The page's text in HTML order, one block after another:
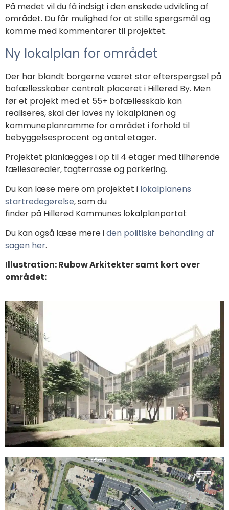
På mødet vil du få indsigt i den ønskede udvikling af
området. Du får mulighed for at stille spørgsmål og
komme med kommentarer til projektet.
Ny lokalplan for området
Der har blandt borgerne været stor efterspørgsel på
bofællesskaber centralt placeret i Hillerød By. Men
før et projekt med et 55+ bofællesskab kan
realiseres,skal der laves ny lokalplanenog
kommuneplanramme forområdet i forhold til
bebyggelsesprocent og antal etager.
Projektet planlægges i op til 4 etager med tilhørende
fællesarealer, tagterrasse og parkering.
Du kan læse mere om projektet i lokalplanens
startredegørelse, som du
finder på Hillerød Kommunes lokalplanportal:
Du kan også læse mere iden politiske behandling af
sagen her.
Illustration: Rubow Arkitekter samt kort over
området: